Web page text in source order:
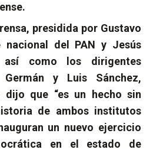
presidida por Gustavo
nacional del PAN y Jesús
así como los dirigentes
y Luis Sánchez,
dijo que “es un hecho sin
de ambos institutos
un nuevo ejercicio
en el estado de